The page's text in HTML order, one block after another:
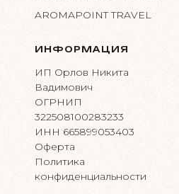
AROMAPOINT TRAVEL
ИНФОРМАЦИЯ
ИП Орлов Никита
Вадимович
ОГРНИП
322508100283233
ИНН 665899053403
Оферта
Политика
конфиденциальности